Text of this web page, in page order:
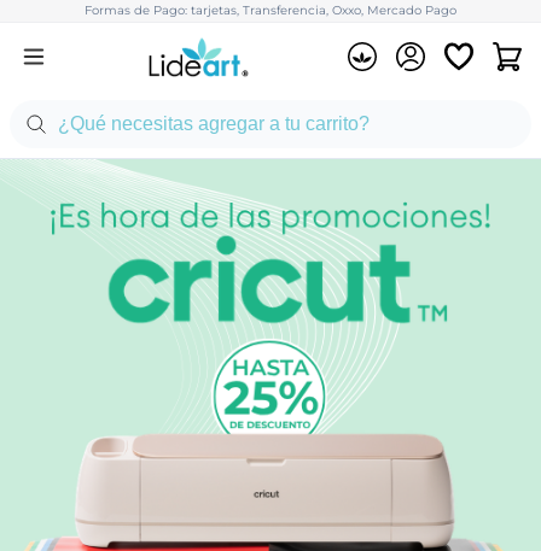
Formas de Pago: tarjetas, Transferencia, Oxxo, Mercado Pago